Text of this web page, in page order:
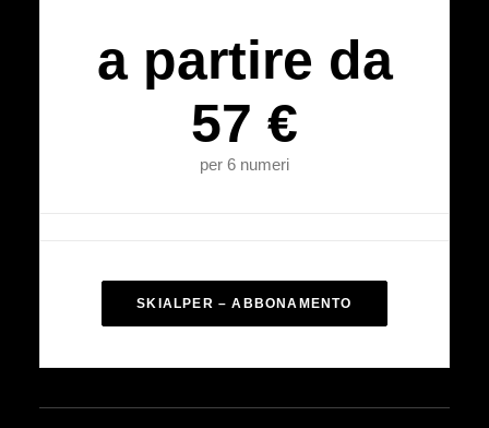
a partire da
57 €
per 6 numeri
SKIALPER – ABBONAMENTO